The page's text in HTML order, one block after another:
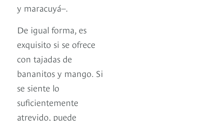
y maracuyá–.
De igual forma, es
exquisito si se ofrece
con tajadas de
bananitos y mango. Si
se siente lo
suficientemente
atrevido, puede